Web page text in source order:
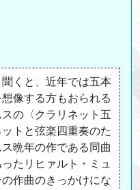
くと、近年では五本
像する方もおられる
の〈クラリネット五
トと弦楽四重奏のた
晩年の作である同曲
たリヒァルト・ミュ
作曲のきっかけにな